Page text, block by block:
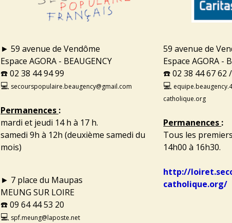
► 59 avenue de Vendôme
Espace AGORA - BEAUGENCY
☎️ 02 38 44 94 99
💻 secourspopulaire.beaugency@gmail.com
Permanences :
mardi et jeudi 14 h à 17 h.
samedi 9h à 12h (deuxième samedi du
mois)
► 7 place du Maupas
MEUNG SUR LOIRE
☎️ 09 64 44 53 20
💻 spf.meung@laposte.net
59 avenue de
Espace AGORA -
☎️ 02 38 44 67 62
💻
catholique.org
Permanences :
Tous les
14h00 à 16h30.
http://
catholique.org/